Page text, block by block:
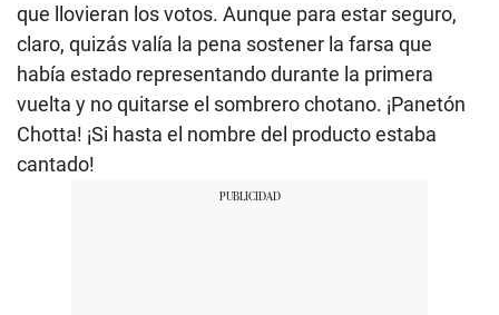
que llovieran los votos. Aunque para estar seguro,
claro, quizás valía la pena sostener la farsa que
había estado representando durante la primera
vuelta y no quitarse el sombrero chotano. ¡Panetón
Chotta! ¡Si hasta el nombre del producto estaba
cantado!